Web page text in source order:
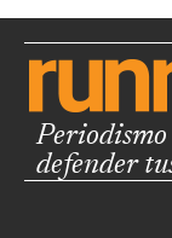
defender